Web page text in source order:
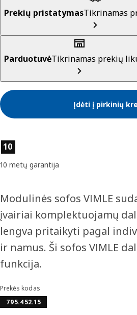
Prekių pristatymasTikrinamas
ParduotuvėTikrinamas prekių
Įdėti į pirkinių
Prekės savybės
10
10 metų garantija
Modulinės sofos VIMLE
įvairiai komplektuojamų
lengva pritaikyti pagal
ir namus. Ši sofos VIMLE
funkcija.
Prekės kodas
795.452.15